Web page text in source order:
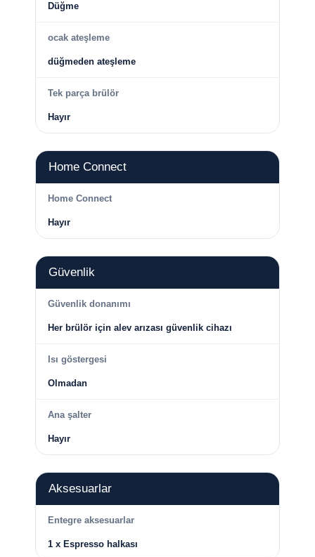
Düğme
ocak ateşleme
düğmeden ateşleme
Tek parça brülör
Hayır
Home Connect
Home Connect
Hayır
Güvenlik
Güvenlik donanımı
Her brülör için alev arızası güvenlik cihazı
Isı göstergesi
Olmadan
Ana şalter
Hayır
Aksesuarlar
Entegre aksesuarlar
1 x Espresso halkası